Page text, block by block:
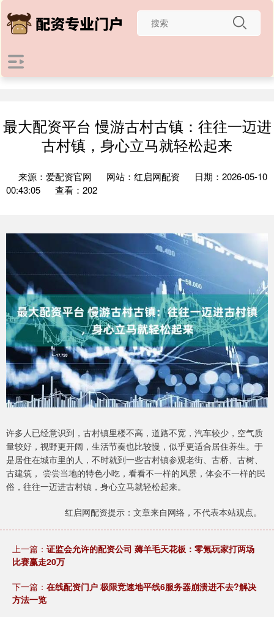
最大配资平台 慢游古村古镇：往往一迈进
古村镇，身心立马就轻松起来
来源：爱配资官网 网站：红启网配资
日期：2026-05-10
00:43:05
查看：202
许多人已经意识到，古村镇里楼不高，道路不宽，汽车较少，空气质
量较好，视野更开阔，生活节奏也比较慢，似乎更适合居住养生。于
是居住在城市里的人，不时就到一些古村镇参观老街、古桥、古树、
古建筑， 尝尝当地的特色小吃，看看不一样的风景，体会不一样的民
俗，往往一迈进古村镇，身心立马就轻松起来。
红启网配资提示：文章来自网络，不代表本站观点。
上一篇： 证监会允许的配资公司 薅羊毛天花板：零氪玩家打两场
比赛赢走20万
下一篇： 在线配资门户 极限竞速地平线6服务器崩溃进不去?解决
方法一览